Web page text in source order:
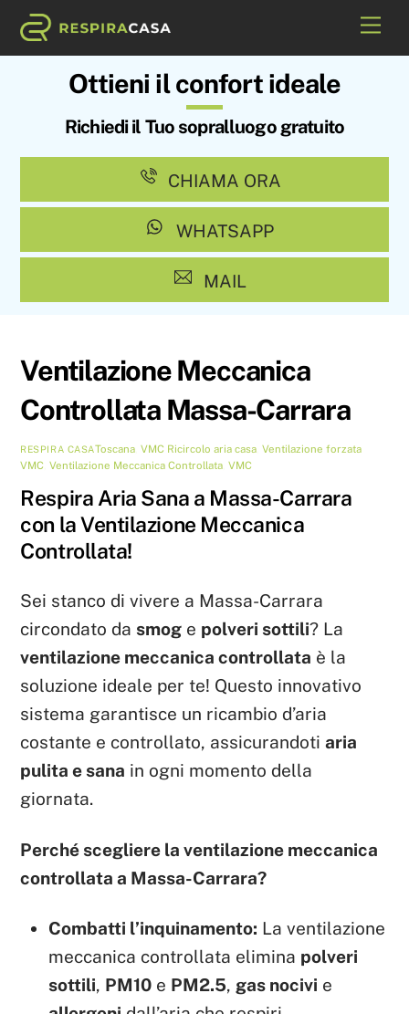
Skip
Ottieni il confort ideale
Richiedi il Tuo sopralluogo gratuito
CHIAMA ORA
WHATSAPP
MAIL
Ventilazione Meccanica
Controllata Massa-Carrara
RESPIRA CASAToscana, VMC Ricircolo aria casa, Ventilazione forzata
VMC ,Ventilazione Meccanica Controllata ,VMC
Respira Aria Sana a Massa-Carrara
con la Ventilazione Meccanica
Controllata!
Sei stanco di vivere a Massa-Carrara
circondato da smog e polveri sottili? La
ventilazione meccanica controllata è la
soluzione ideale per te! Questo innovativo
sistema garantisce un ricambio d’aria
costante e controllato, assicurandotiaria
pulita e sana in ogni momento della
giornata.
Perché scegliere la ventilazione meccanica
controllata a Massa-Carrara?
Combatti l’inquinamento: La ventilazione
meccanica controllata elimina polveri
sottili, PM10 e PM2.5, gas nocivi e